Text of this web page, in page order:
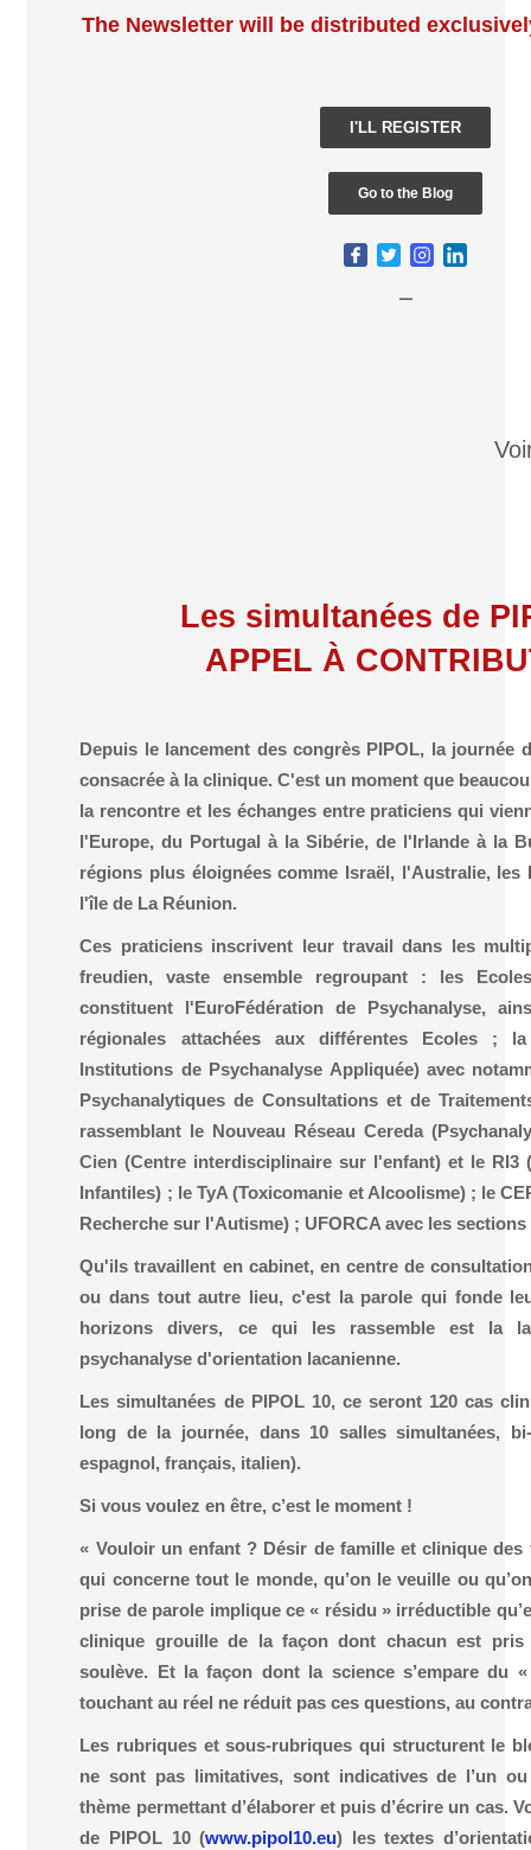
The Newsletter will be distributed
I'LL REGISTER
Go to the Blog
Les simultanées de
APPEL À
Depuis le lancement des congrès PIPOL, la journée
consacrée à la clinique. C'est un moment que
la rencontre et les échanges entre praticiens qui
l'Europe, du Portugal à la Sibérie, de l'Irlande à la
régions plus éloignées comme Israël, l'Australie, les
l'île de La Réunion.
Ces praticiens inscrivent leur travail dans les
freudien, vaste ensemble regroupant : les
constituent l'EuroFédération de Psychanalyse,
régionales attachées aux différentes Ecoles ;
Institutions de Psychanalyse Appliquée) avec
Psychanalytiques de Consultations et de
rassemblant le Nouveau Réseau Cereda
Cien (Centre interdisciplinaire sur l'enfant) et le RI3
Infantiles) ; le TyA (Toxicomanie et Alcoolisme) ; le
Recherche sur l'Autisme) ; UFORCA avec les
Qu'ils travaillent en cabinet, en centre de
ou dans tout autre lieu, c'est la parole qui fonde
horizons divers, ce qui les rassemble est la
psychanalyse d'orientation lacanienne.
Les simultanées de PIPOL 10, ce seront 120 cas
long de la journée, dans 10 salles simultanées,
espagnol, français, italien).
Si vous voulez en être, c’est le moment !
« Vouloir un enfant ? Désir de famille et clinique
qui concerne tout le monde, qu’on le veuille ou
prise de parole implique ce « résidu » irréductible
clinique grouille de la façon dont chacun est pris
soulève. Et la façon dont la science s’empare du
touchant au réel ne réduit pas ces questions, au
Les rubriques et sous-rubriques qui structurent le
ne sont pas limitatives, sont indicatives de l’un
thème permettant d’élaborer et puis d’écrire un cas.
de PIPOL 10 (www.pipol10.eu) les textes